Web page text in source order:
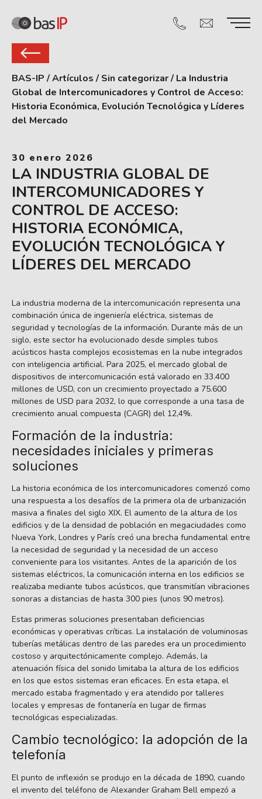
BAS-IP /Artículos / Sin categorizar/ La Industria
Global de Intercomunicadores y Control de Acceso:
Historia Económica, Evolución Tecnológica y Líderes
del Mercado
30 enero 2026
LA INDUSTRIA GLOBAL DE
INTERCOMUNICADORES Y
CONTROL DE ACCESO:
HISTORIA ECONÓMICA,
EVOLUCIÓN TECNOLÓGICA Y
LÍDERES DEL MERCADO
La industria moderna de la intercomunicación representa una
combinación única de ingeniería eléctrica, sistemas de
seguridad y tecnologías de la información. Durante más de un
siglo, este sector ha evolucionado desde simples tubos
acústicos hasta complejos ecosistemas en la nube integrados
con inteligencia artificial. Para 2025, el mercado global de
dispositivos de intercomunicación está valorado en 33.400
millones de USD, con un crecimiento proyectado a 75.600
millones de USD para 2032, lo que corresponde a una tasa de
crecimiento anual compuesta (CAGR) del 12,4%.
Formación de la industria:
necesidades iniciales y primeras
soluciones
La historia económica de los intercomunicadores comenzó como
una respuesta a los desafíos de la primera ola de urbanización
masiva a finales del siglo XIX. El aumento de la altura de los
edificios y de la densidad de población en megaciudades como
Nueva York, Londres y París creó una brecha fundamental entre
la necesidad de seguridad y la necesidad de un acceso
conveniente para los visitantes. Antes de la aparición de los
sistemas eléctricos, la comunicación interna en los edificios se
realizaba mediante tubos acústicos, que transmitían vibraciones
sonoras a distancias de hasta 300 pies (unos 90 metros).
Estas primeras soluciones presentaban deficiencias
económicas y operativas críticas. La instalación de voluminosas
tuberías metálicas dentro de las paredes era un procedimiento
costoso y arquitectónicamente complejo. Además, la
atenuación física del sonido limitaba la altura de los edificios
en los que estos sistemas eran eficaces. En esta etapa, el
mercado estaba fragmentado y era atendido por talleres
locales y empresas de fontanería en lugar de firmas
tecnológicas especializadas.
Cambio tecnológico: la adopción de la
telefonía
El punto de inflexión se produjo en la década de 1890, cuando
el invento del teléfono de Alexander Graham Bell empezó a